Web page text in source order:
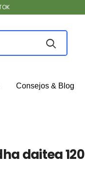
Consejos & Blog
daitea 120